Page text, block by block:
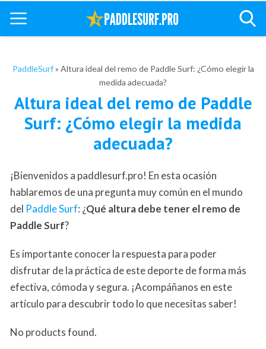
PaddleSurf» Altura ideal del remo de Paddle Surf: ¿Cómo elegir la
medida adecuada?
Altura ideal del remo de Paddle
Surf: ¿Cómo elegir la medida
adecuada?
¡Bienvenidos a paddlesurf.pro! En esta ocasión
hablaremos de una pregunta muy común en el mundo
del Paddle Surf: ¿Qué altura debe tener el remo de
Paddle Surf?
Es importante conocer la respuesta para poder
disfrutar de la práctica de este deporte de forma más
efectiva, cómoda y segura. ¡Acompáñanos en este
artículo para descubrir todo lo que necesitas saber!
No products found.